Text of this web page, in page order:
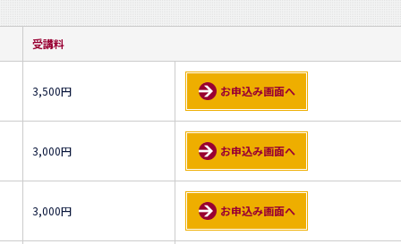
受講料
3,500円 お申込み画面へ
3,000円 お申込み画面へ
3,000円 お申込み画面へ